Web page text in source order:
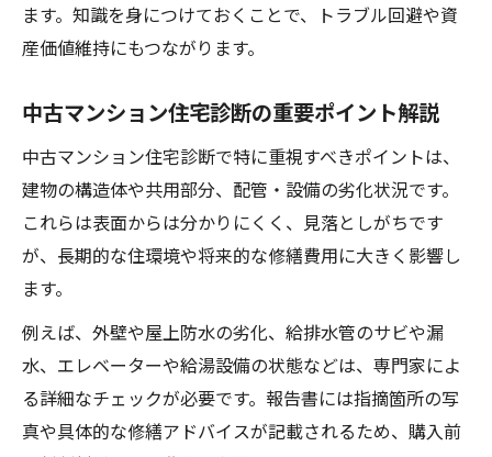
中古マンション売買時の調査義務の有無
建物状況調査で得られる安心とリスク回避
ます。知識を身につけておくことで、トラブル回避や資
産価値維持にもつながります。
中古マンション住宅診断の重要ポイント解説
中古マンション住宅診断で特に重視すべきポイントは、
建物の構造体や共用部分、配管・設備の劣化状況です。
これらは表面からは分かりにくく、見落としがちです
が、長期的な住環境や将来的な修繕費用に大きく影響し
ます。
例えば、外壁や屋上防水の劣化、給排水管のサビや漏
水、エレベーターや給湯設備の状態などは、専門家によ
る詳細なチェックが必要です。報告書には指摘箇所の写
真や具体的な修繕アドバイスが記載されるため、購入前